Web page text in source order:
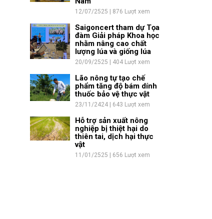
12/07/2525 | 876 Lượt xem
Saigoncert tham dự Tọa
đàm Giải pháp Khoa học
nhằm nâng cao chất
lượng lúa và giống lúa
20/09/2525 | 404 Lượt xem
Lão nông tự tạo chế
phẩm tăng độ bám dính
thuốc bảo vệ thực vật
23/11/2424 | 643 Lượt xem
Hỗ trợ sản xuất nông
nghiệp bị thiệt hại do
thiên tai, dịch hại thực
vật
11/01/2525 | 656 Lượt xem